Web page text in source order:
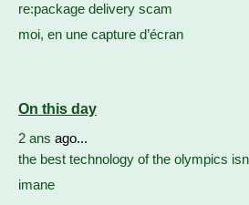
re:package delivery scam
moi, en une capture d’écran
On this day
2 ans ago...
the best technology of the olympics
imane